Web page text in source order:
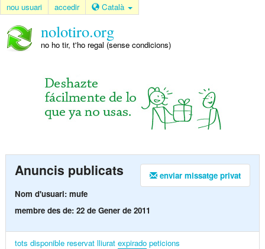
nou usuari accedir Català
nolotiro.org
no ho tir, t'ho regal (sense condicions)
enviar missatge privat
Anuncis publicats
Nom d'usuari: mufe
membre des de: 22 de Gener de 2011
tots disponible reservat lliurat expirado peticions